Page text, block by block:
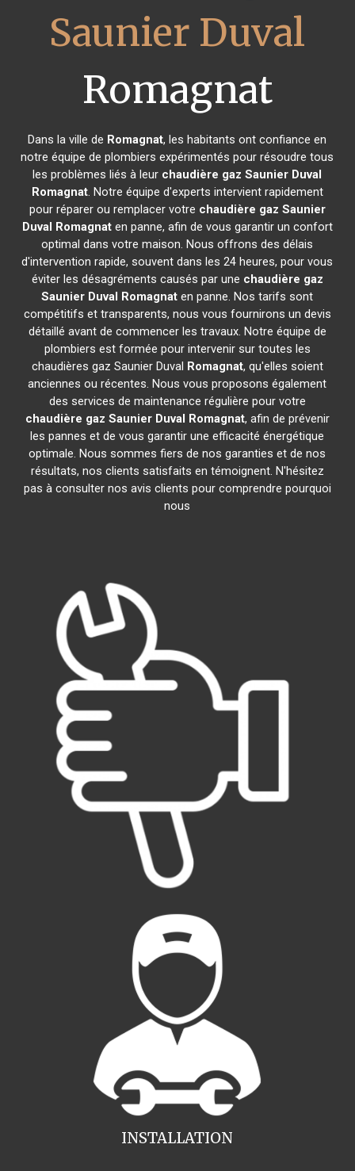
Saunier Duval
Romagnat
Dans la ville de Romagnat, les habitants ont confiance en
notre équipe de plombiers expérimentés pour résoudre tous
les problèmes liés à leur chaudière gaz Saunier Duval
Romagnat. Notre équipe d'experts intervient rapidement
pour réparer ou remplacer votre chaudière gaz Saunier
Duval Romagnaten panne, afin de vous garantir un confort
optimal dans votre maison. Nous offrons des délais
d'intervention rapide, souvent dans les 24 heures, pour vous
éviter les désagréments causés par une chaudière gaz
Saunier Duval Romagnat en panne. Nos tarifs sont
compétitifs et transparents, nous vous fournirons un devis
détaillé avant de commencer les travaux. Notre équipe de
plombiers est formée pour intervenir sur toutes les
chaudières gaz Saunier Duval Romagnat, qu'elles soient
anciennes ou récentes. Nous vous proposons également
des services de maintenance régulière pour votre
chaudière gaz Saunier Duval Romagnat, afin de prévenir
les pannes et de vous garantir une efficacité énergétique
optimale. Nous sommes fiers de nos garanties et de nos
résultats, nos clients satisfaits en témoignent. N'hésitez
pas à consulter nos avis clients pour comprendre pourquoi
nous
INSTALLATION